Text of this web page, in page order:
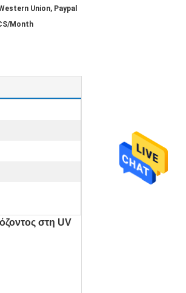
Union, Paypal
Month
στη UV